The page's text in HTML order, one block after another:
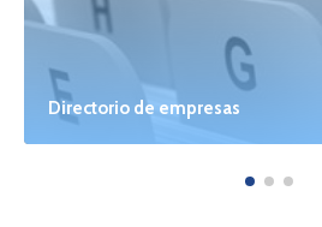
Directorio de empresas